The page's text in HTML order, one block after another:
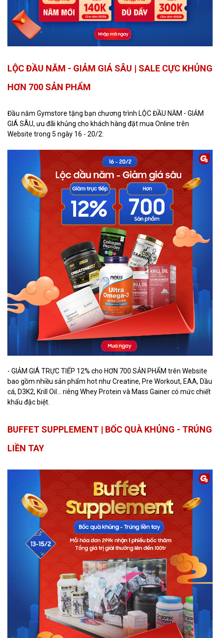
LỘC ĐẦU NĂM - GIẢM GIÁ SÂU | SALE CỰC KHỦNG
HƠN 700 SẢN PHẨM
Đầu năm Gymstore tặng bạn chương trình LỘC ĐẦU NĂM - GIẢM
GIÁ SÂU, ưu đãi khủng cho khách hàng đặt mua Online trên
Website trong 5 ngày 16 - 20/2:
- GIẢM GIÁ TRỰC TIẾP 12% cho HƠN 700 SẢN PHẨM trên Website
bao gồm nhiều sản phẩm hot như Creatine, Pre Workout, EAA, Dầu
cá, D3K2, Krill Oil… riêng Whey Protein và Mass Gainer có mức chiết
khấu đặc biệt.
BUFFET SUPPLEMENT | BỐC QUÀ KHỦNG - TRÚNG
LIỀN TAY